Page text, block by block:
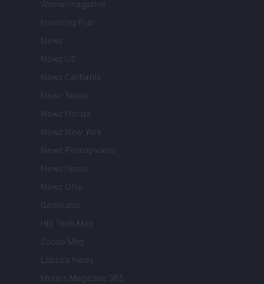
Womanmagazine
Investing Plus
Newz
Newz US
Newz California
Newz Texas
Newz Florida
Newz New York
Newz Pennsylvania
Newz Illinois
Newz Ohio
Gameland
Hig Tech Mag
Scoop Mag
Lgbtqia News
Motors Magazine 365